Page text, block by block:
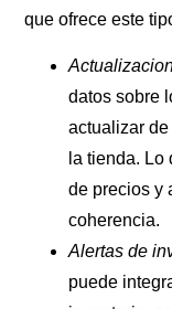
que ofrece este
datos sobre
actualizar
la tienda.
de precios y
coherencia.
Alertas de
puede